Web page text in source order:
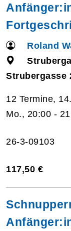
Roland
Strubergasse
12 Termine,
Mo., 20:00 -
26-3-09103
117,50 €